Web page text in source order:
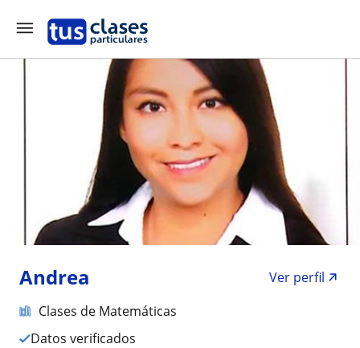
Andrea
Ver perfil
Clases de Matemáticas
Datos verificados